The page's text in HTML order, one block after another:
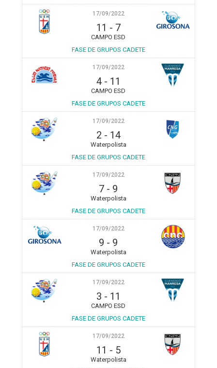
17/09/2022
11 - 7
CAMPO ESD
FASE DE GRUPOS CADETE
17/09/2022
4- 11
CAMPO ESD
FASE DE GRUPOS CADETE
17/09/2022
2 - 14
Waterpolista
FASE DE GRUPOS CADETE
17/09/2022
7 - 9
Waterpolista
FASE DE GRUPOS CADETE
17/09/2022
9 - 9
Waterpolista
FASE DE GRUPOS CADETE
17/09/2022
3 - 11
CAMPO ESD
FASE DE GRUPOS CADETE
17/09/2022
11 - 5
Waterpolista